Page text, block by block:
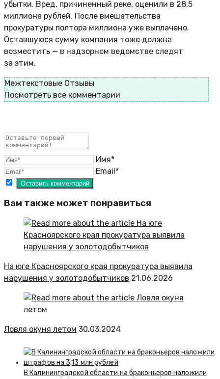
убытки. Вред, причиненный реке, оценили в 28,5
миллиона рублей. После вмешательства
прокуратуры полтора миллиона уже выплачено.
Оставшуюся сумму компания тоже должна
возместить — в надзорном ведомстве следят
за этим.
Межтекстовые Отзывы
Посмотреть все комментарии
Имя*
Email*
Вам также может понравиться
На юге Красноярского края прокуратура выявила
нарушения у золотодобытчиков 21.06.2026
Ловля окуня летом 30.03.2024
В Калининградской области на браконьеров наложили